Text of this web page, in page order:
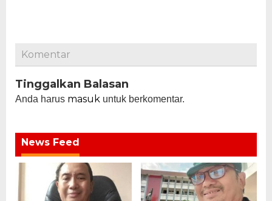
Komentar
Tinggalkan Balasan
Anda harus masuk untuk berkomentar.
News Feed